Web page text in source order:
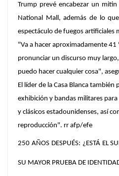
Trump prevé encabezar un
National Mall, además de lo
espectáculo de fuegos artificiales
"Va a hacer aproximadamente 41
pronunciar un discurso muy
puedo hacer cualquier cosa",
El líder de la Casa Blanca
exhibición y bandas militares
y clásicos estadounidenses, así
reproducción". rr afp/efe
250 AÑOS DESPUÉS: ¿ESTÁ EL
SU MAYOR PRUEBA DE